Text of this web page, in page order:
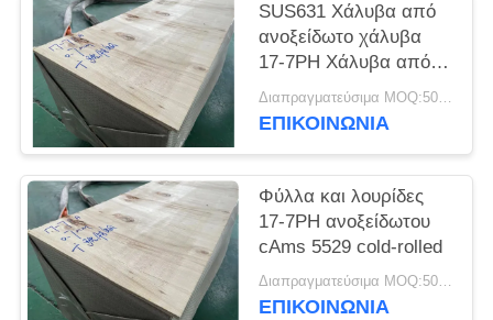
SUS631 Χάλυβα από
ανοξείδωτο χάλυβα
17-7PH Χάλυβα από
ανοξείδωτο χάλυβα
Διαπραγματεύσιμα MOQ:500 κλ
ΕΠΙΚΟΙΝΩΝΊΑ
Φύλλα και λουρίδες
17-7PH ανοξείδωτου
cAms 5529 cold-rolled
Διαπραγματεύσιμα MOQ:500 ΚΛ
ΕΠΙΚΟΙΝΩΝΊΑ